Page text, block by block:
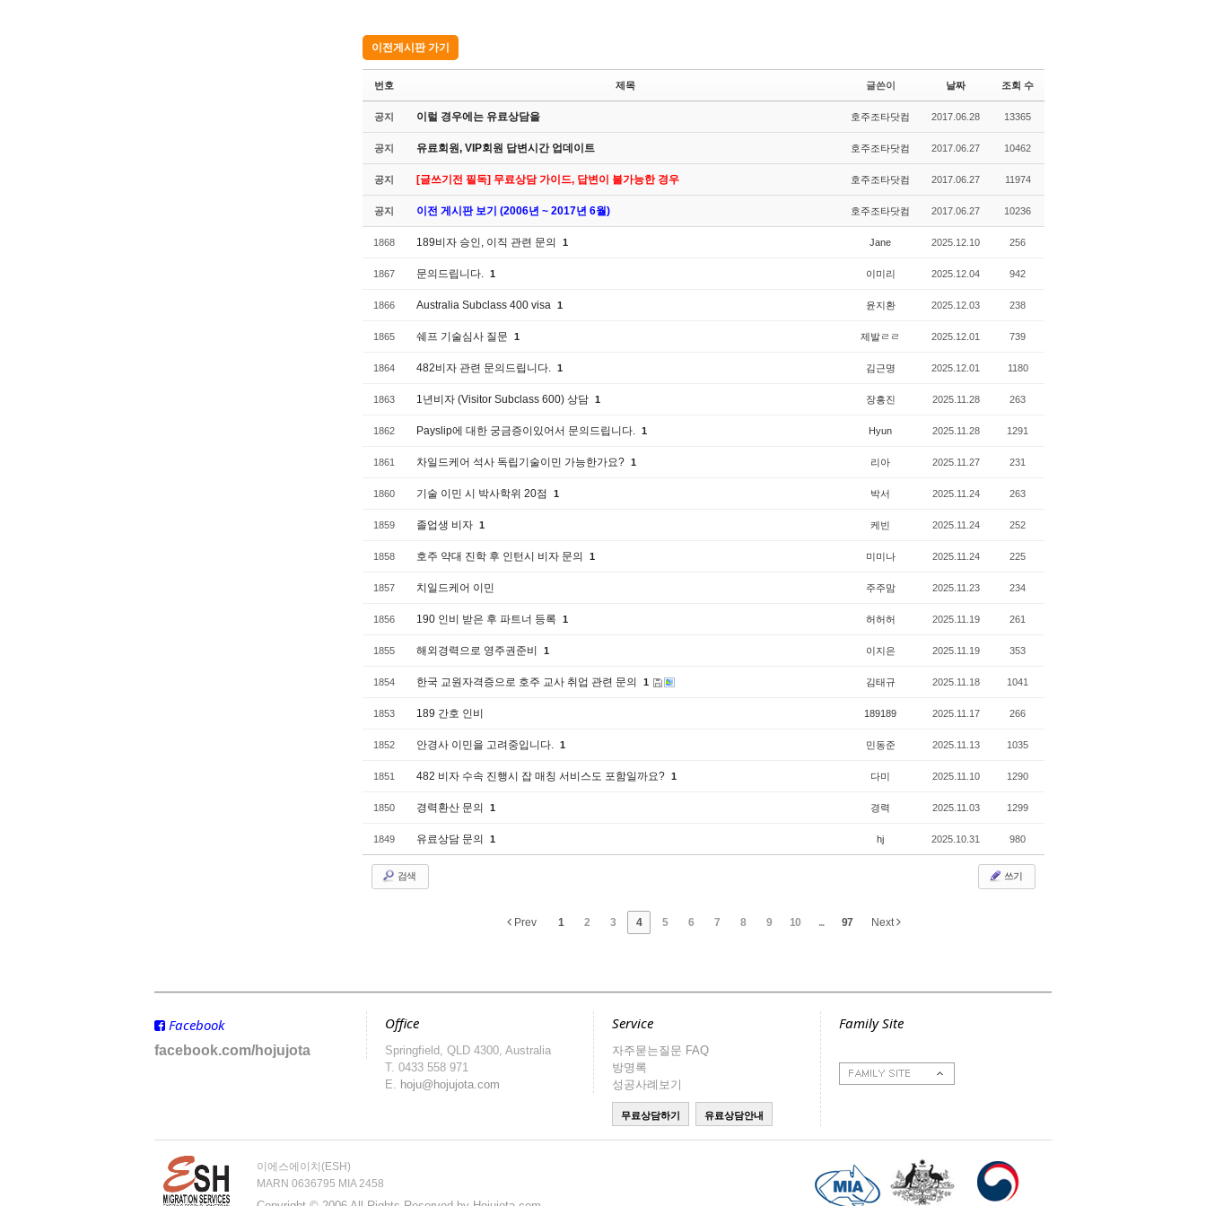
이전게시판 가기
번호 제목 글쓴이 날짜 조회 수
공지 이럴 경우에는 유료상담을 호주조타닷컴 2017.06.28 13365
공지 유료회원, VIP회원 답변시간 업데이트 호주조타닷컴 2017.06.27 10462
공지 [글쓰기전 필독] 무료상담 가이드, 답변이 불가능한 경우 호주조타닷컴 2017.06.27 11974
공지 이전 게시판 보기 (2006년 ~ 2017년 6월) 호주조타닷컴 2017.06.27 10236
1868 189비자 승인, 이직 관련 문의 1 Jane 2025.12.10 256
1867 문의드립니다. 1 이미리 2025.12.04 942
1866 Australia Subclass 400 visa 1 윤지환 2025.12.03 238
1865 쉐프 기술심사 질문 1 제발ㄹㄹ 2025.12.01 739
1864 482비자 관련 문의드립니다. 1 김근명 2025.12.01 1180
1863 1년비자 (Visitor Subclass 600) 상담 1 장흥진 2025.11.28 263
1862 Payslip에 대한 궁금증이있어서 문의드립니다. 1 Hyun 2025.11.28 1291
1861 차일드케어 석사 독립기술이민 가능한가요? 1 리아 2025.11.27 231
1860 기술 이민 시 박사학위 20점 1 박서 2025.11.24 263
1859 졸업생 비자 1 케빈 2025.11.24 252
1858 호주 약대 진학 후 인턴시 비자 문의 1 미미나 2025.11.24 225
1857 치일드케어 이민 주주맘 2025.11.23 234
1856 190 인비 받은 후 파트너 등록 1 허허허 2025.11.19 261
1855 해외경력으로 영주권준비 1 이지은 2025.11.19 353
1854 한국 교원자격증으로 호주 교사 취업 관련 문의 1 김태규 2025.11.18 1041
1853 189 간호 인비 189189 2025.11.17 266
1852 안경사 이민을 고려중입니다. 1 민동준 2025.11.13 1035
1851 482 비자 수속 진행시 잡 매칭 서비스도 포함일까요? 1 다미 2025.11.10 1290
1850 경력환산 문의 1 경력 2025.11.03 1299
1849 유료상담 문의 1 hj 2025.10.31 980
검색 쓰기
Prev 1 2 3 4 5 6 7 8 9 10 ... 97 Next
Facebook
facebook.com/hojujota
Office
Springfield, QLD 4300, Australia
T. 0433 558 971
E. hoju@hojujota.com
Service
자주묻는질문 FAQ
방명록
성공사례보기
Family Site
호주이민성
관
이에스에이치(ESH)
MARN 0636795 MIA 2458